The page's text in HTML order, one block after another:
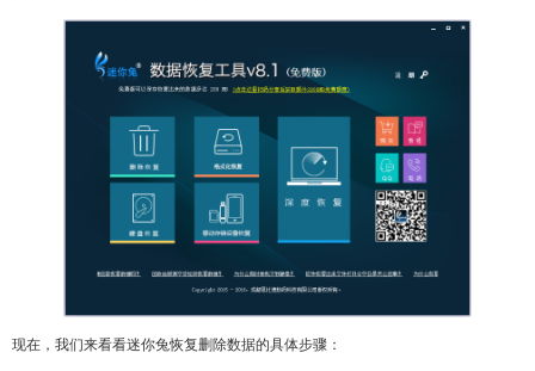
现在，我们来看看迷你兔恢复删除数据的具体步骤：